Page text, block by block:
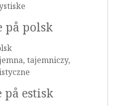
på polsk
tajemniczy,
på estisk